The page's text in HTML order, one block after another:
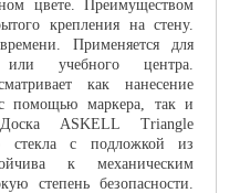
цвете. Преимуществом
крепления на стену.
Применяется для
учебного центра.
как нанесение
помощью маркера, так и
Доска ASKELL Triangle
стекла с подложкой из
к механическим
степень безопасности.